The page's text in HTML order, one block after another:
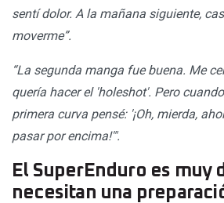
sentí dolor. A la mañana siguiente,
moverme”.
“La segunda manga fue buena. Me
quería hacer el 'holeshot'. Pero
primera curva pensé: '¡Oh, mierda,
pasar por encima!'".
El SuperEnduro es muy
necesitan una